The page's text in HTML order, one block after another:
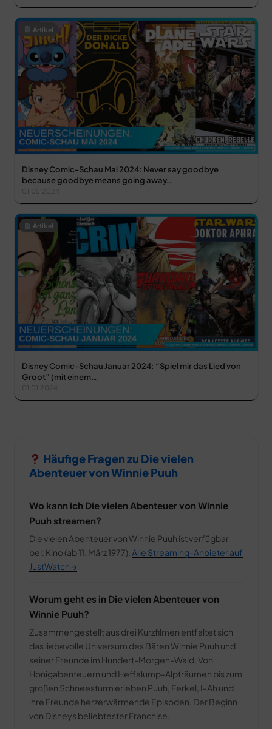
Artikel
Disney Comic-Schau Mai 2024: Never say goodbye
because goodbye means going away…
01.05.2024
Artikel
Disney Comic-Schau Januar 2024: “Spiel mir das Lied von
Groot” (mit einem…
Häufige Fragen zu Die vielen
Abenteuer von Winnie Puuh
Wo kann ich Die vielen Abenteuer von Winnie
Puuh streamen?
Die vielen Abenteuer von Winnie Puuh ist verfügbar
bei: Kino (ab 11. März 1977). Alle Streaming-Anbieter auf
JustWatch →
Worum geht es in Die vielen Abenteuer von
Winnie Puuh?
Zusammengestellt aus drei Kurzfilmen entfaltet sich
das liebevolle Universum des Bären Winnie Puuh und
seiner Freunde im Hundert-Morgen-Wald. Von
Honigabenteuern und Heffalump-Alpträumen bis zum
großen Schneesturm erleben Puuh, Ferkel, I-Ah und
ihre Freunde herzerwärmende Episoden. Der Beginn
von Disneys beliebtester Franchise.